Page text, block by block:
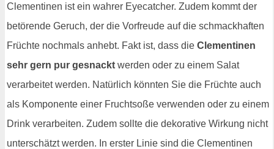
Clementinen ist ein wahrer Eyecatcher. Zudem kommt der
betörende Geruch, der die Vorfreude auf die schmackhaften
Früchte nochmals anhebt. Fakt ist, dass die Clementinen
sehr gern pur gesnackt werden oder zu einem Salat
verarbeitet werden. Natürlich könnten Sie die Früchte auch
als Komponente einer Fruchtsoße verwenden oder zu einem
Drink verarbeiten. Zudem sollte die dekorative Wirkung nicht
unterschätzt werden. In erster Linie sind die Clementinen